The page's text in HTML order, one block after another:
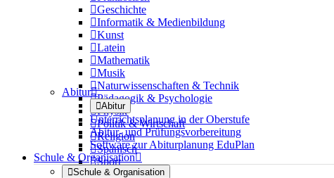
Geschichte
Informatik & Medienbildung
Kunst
Latein
Mathematik
Musik
Naturwissenschaften & Technik
Pädagogik & Psychologie
Physik
Politik & Wirtschaft
Religion
Spanisch
Sport
Abitur
Abitur
Unterrichtsplanung in der Oberstufe
Abitur- und Prüfungsvorbereitung
Software zur Abiturplanung EduPlan
Schule & Organisation
Schule & Organisation